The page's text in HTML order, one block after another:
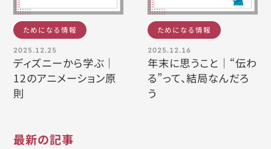
ためになる情報
2025.12.25
ディズニーから学ぶ｜
12のアニメーション原
則
ためになる情報
2025.12.16
年末に思うこと｜“伝わ
る”って、結局なんだろ
う
最新の記事